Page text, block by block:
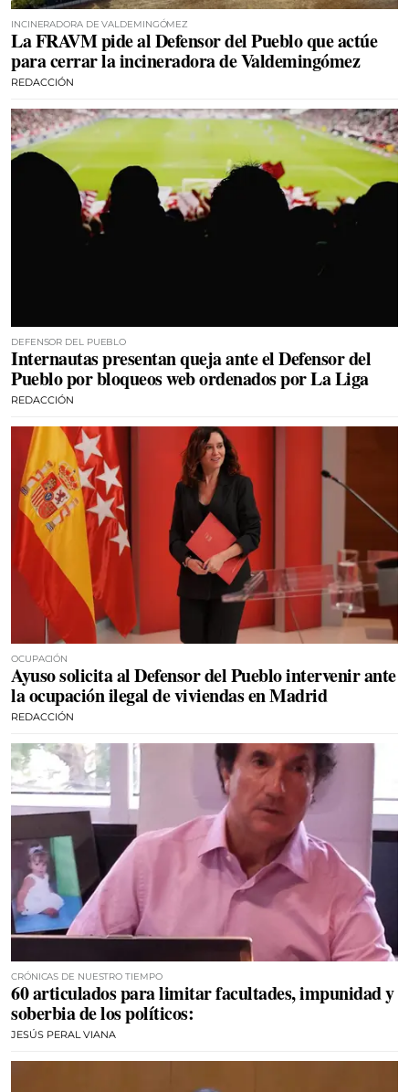
INCINERADORA DE VALDEMINGÓMEZ
La FRAVM pide al Defensor del Pueblo que actúe
para cerrar la incineradora de Valdemingómez
REDACCIÓN
DEFENSOR DEL PUEBLO
Internautas presentan queja ante el Defensor del
Pueblo por bloqueos web ordenados por La Liga
REDACCIÓN
OCUPACIÓN
Ayuso solicita al Defensor del Pueblo intervenir ante
la ocupación ilegal de viviendas en Madrid
REDACCIÓN
CRÓNICAS DE NUESTRO TIEMPO
60 articulados para limitar facultades, impunidad y
soberbia de los políticos:
JESÚS PERAL VIANA